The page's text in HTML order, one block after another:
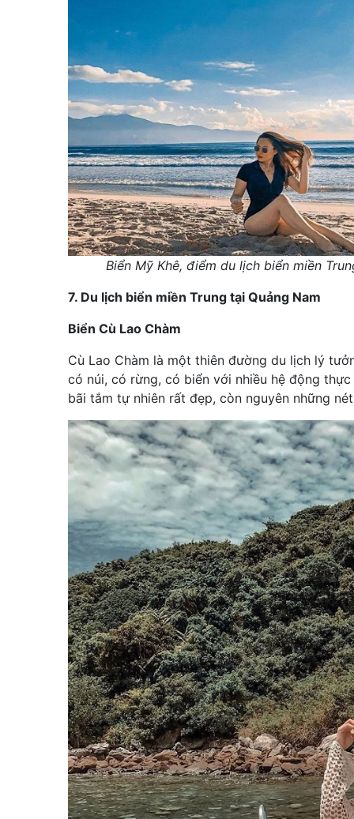
Biển Mỹ Khê, điểm du lịch biển miền
7. Du lịch biển miền Trung tại Quảng Nam
Biển Cù Lao Chàm
Cù Lao Chàm là một thiên đường du lịch lý
có núi, có rừng, có biển với nhiều hệ động
bãi tắm tự nhiên rất đẹp, còn nguyên những